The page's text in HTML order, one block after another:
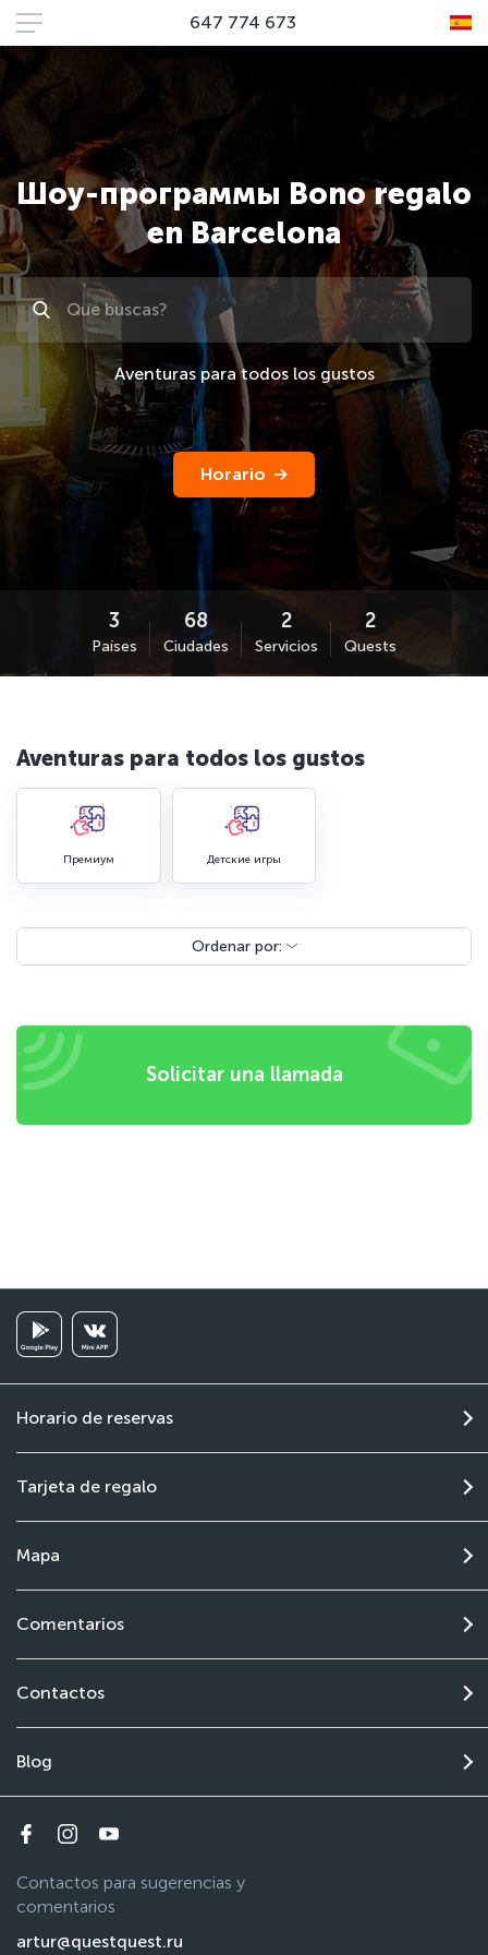
647 774 673
Шоу-программы Bono regalo
en Barcelona
Поиск
Aventuras para todos los gustos
Horario
Países Ciudades Servicios Quests
Aventuras para todos los gustos
Премиум Детские игры
Ordenar por:
Solicitar una llamada
Horario de reservas
Tarjeta de regalo
Mapa
Comentarios
Contactos
Blog
Contactos para sugerencias y
comentarios
artur@questquest.ru